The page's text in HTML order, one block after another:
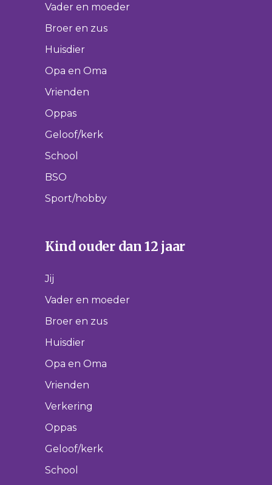
Vader en moeder
Broer en zus
Huisdier
Opa en Oma
Vrienden
Oppas
Geloof/kerk
School
BSO
Sport/hobby
Kind ouder dan 12 jaar
Jij
Vader en moeder
Broer en zus
Huisdier
Opa en Oma
Vrienden
Verkering
Oppas
Geloof/kerk
School